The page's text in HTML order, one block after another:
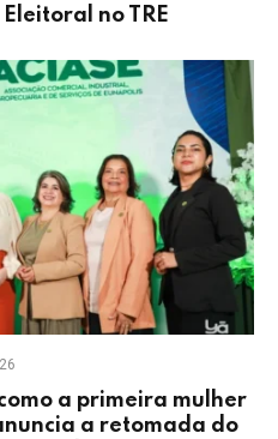
no TRE
a primeira mulher
a retomada do